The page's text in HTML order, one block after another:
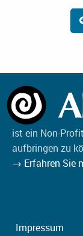
ist ein Non-
aufbringen zu
→ Erfahren Sie
Impressum